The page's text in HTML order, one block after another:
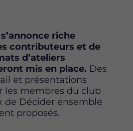
riche
contributeurs et de
d’ateliers
mis en place. Des
et présentations
les membres du club
de Décider ensemble
proposés.